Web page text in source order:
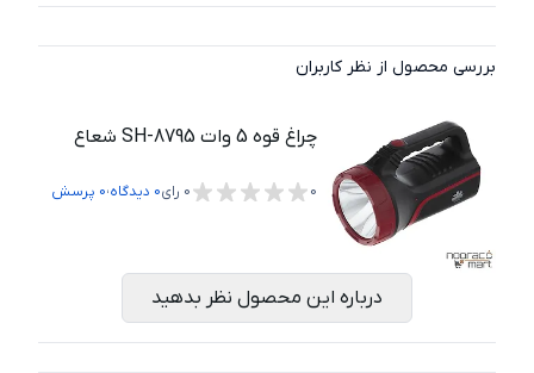
بررسی محصول از نظر کاربران
چراغ قوه 5 وات SH-8795 شعاع
0
0 رای0 دیدگاه،0 پرسش
درباره این محصول نظر بدهید